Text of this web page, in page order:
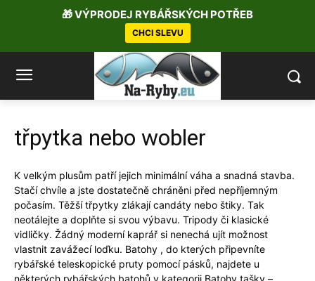
třpytka nebo wobler
K velkým plusům patří jejich minimální váha a snadná stavba.
Stačí chvíle a jste dostatečně chráněni před nepříjemným
počasím. Těžší třpytky zlákají candáty nebo štiky. Tak
neotálejte a doplňte si svou výbavu. Tripody či klasické
vidličky. Žádný moderní kaprář si nenechá ujít možnost
vlastnit zavážecí loďku. Batohy , do kterých připevníte
rybářské teleskopické pruty pomocí pásků, najdete u
některých rybářských batohů v kategorii Batohy,tašky –
🎁 VÝPRODEJ RYBÁŘSKÝCH POTŘEB
CHCI SLEVU